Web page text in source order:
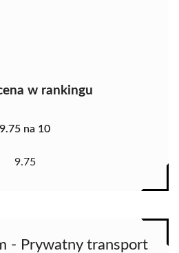
w rankingu
9.75 na 10
9.75
- Prywatny transport